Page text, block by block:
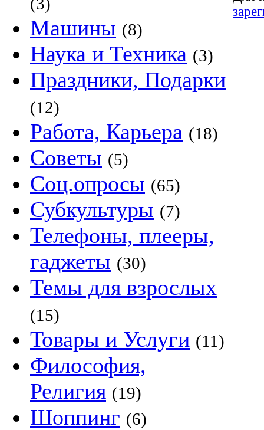
Машины (8)
Наука и Техника (3)
Праздники, Подарки
(12)
Работа, Карьера (18)
Советы (5)
Соц.опросы (65)
Субкультуры (7)
Телефоны, плееры,
гаджеты (30)
Темы для взрослых
(15)
Товары и Услуги (11)
Философия,
Религия (19)
Шоппинг (6)